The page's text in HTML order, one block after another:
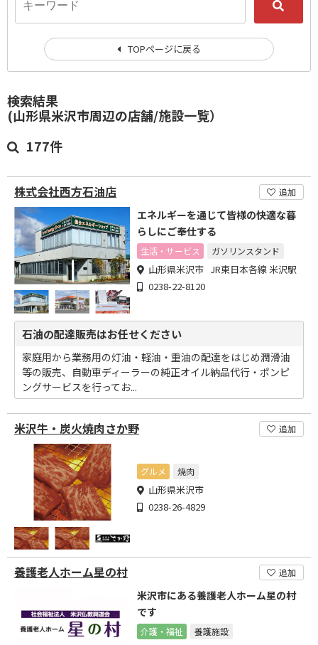
検索結果
(山形県米沢市周辺の店舗/施設一覧）
177件
株式会社西方石油店 追加
エネルギーを通じて皆様の快適な暮
らしにご奉仕する
生活・サービス ガソリンスタンド
山形県米沢市 JR東日本各線 米沢駅
0238-22-8120
石油の配達販売はお任せください
家庭用から業務用の灯油・軽油・重油の配達をはじめ潤滑油
等の販売、自動車ディーラーの純正オイル納品代行・ポンピ
ングサービスを行ってお...
米沢牛・炭火焼肉さか野 追加
グルメ 焼肉
山形県米沢市
0238-26-4829
養護老人ホーム星の村 追加
米沢市にある養護老人ホーム星の村
です
介護・福祉 養護施設
TOPページに戻る